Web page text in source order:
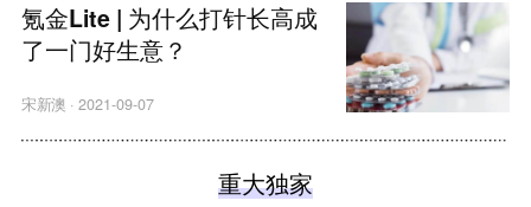
氪金Lite | 为什么打针长高成
了一门好生意？
宋新澳 ·2021-09-07
重大独家